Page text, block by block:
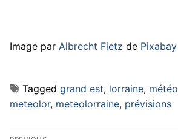
Image par Albrecht Fietz de Pixabay
Tagged grand est, lorraine, météo
meteolor, meteolorraine, prévisions